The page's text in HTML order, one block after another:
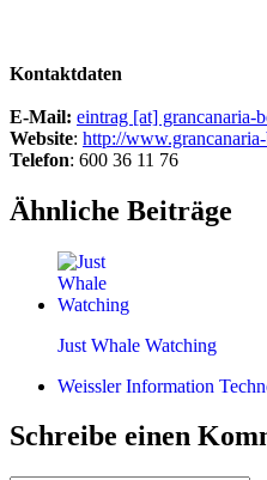
Kontaktdaten
E-Mail: eintrag [at] grancanaria-
Website: http://
Telefon: 600 36 11 76
Ähnliche Beiträge
Just Whale Watching
Weissler Information
Schreibe einen